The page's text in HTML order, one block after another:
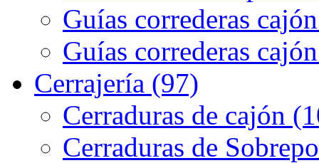
Guías correderas
Guías correderas
Cerrajería (97)
Cerraduras de cajón
Cerraduras de